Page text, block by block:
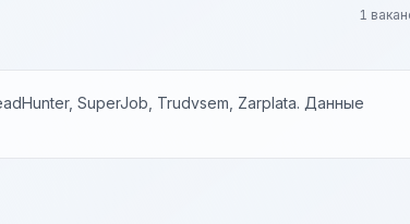
1
SuperJob, Trudvsem, Zarplata. Данные